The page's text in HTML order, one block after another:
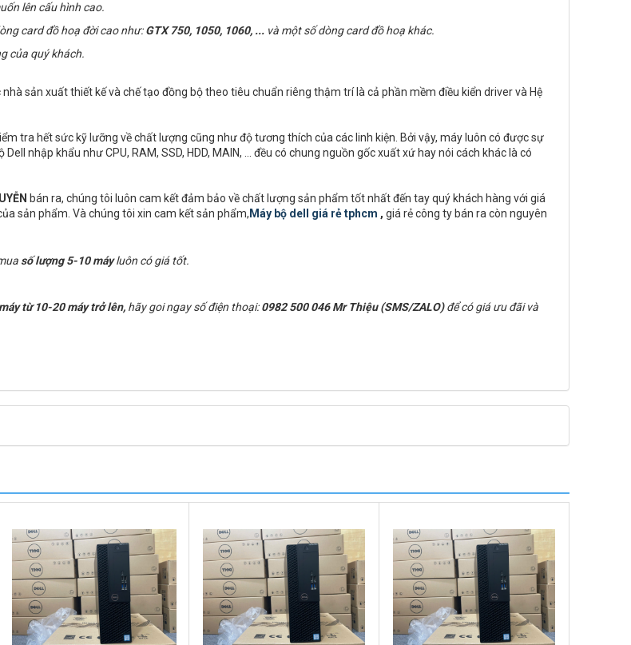
lên cấu hình cao.
card đồ hoạ đời cao như:GTX 750, 1050, 1060, ... và một số dòng card đồ hoạ khác.
của quý khách.
sản xuất thiết kế và chế tạo đồng bộ theo tiêu chuẩn riêng thậm trí là cả phần mềm điều kiển driver và Hệ
tra hết sức kỹ lưỡng về chất lượng cũng như độ tương thích của các linh kiện. Bởi vậy, máy luôn có được sự
nhập khẩu như CPU, RAM, SSD, HDD, MAIN, ... đều có chung nguồn gốc xuất xứ hay nói cách khác là có
bán ra, chúng tôi luôn cam kết đảm bảo về chất lượng sản phẩm tốt nhất đến tay quý khách hàng với giá
sản phẩm. Và chúng tôi xin cam kết sản phẩm, Máy bộ dell giá rẻ tphcm , giá rẻ công ty bán ra còn nguyên
số lượng 5-10 máyluôn có giá tốt.
từ 10-20 máy trở lên, hãy goi ngay số điện thoại:0982 500 046 Mr Thiệu (SMS/ZALO)để có giá ưu đãi và